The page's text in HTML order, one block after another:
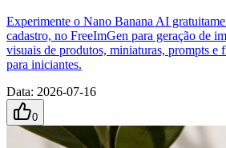
Experimente o Nano Banana AI
cadastro, no FreeImGen para geração de
visuais de produtos, miniaturas, prompts e
para iniciantes.
Data: 2026-07-16
0